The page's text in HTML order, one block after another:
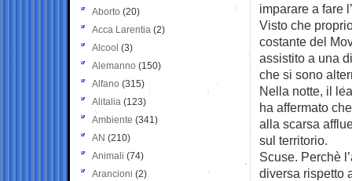
imparare a fare
Visto che
costante del
assistito a una
che si sono
Nella notte, il
ha affermato
alla scarsa
sul territorio.
Scuse. Perchè
diversa rispetto
Aborto (20)
Acca Larentia (2)
Alcool (3)
Alemanno (150)
Alfano (315)
Alitalia (123)
Ambiente (341)
AN (210)
Animali (74)
Arancioni (2)